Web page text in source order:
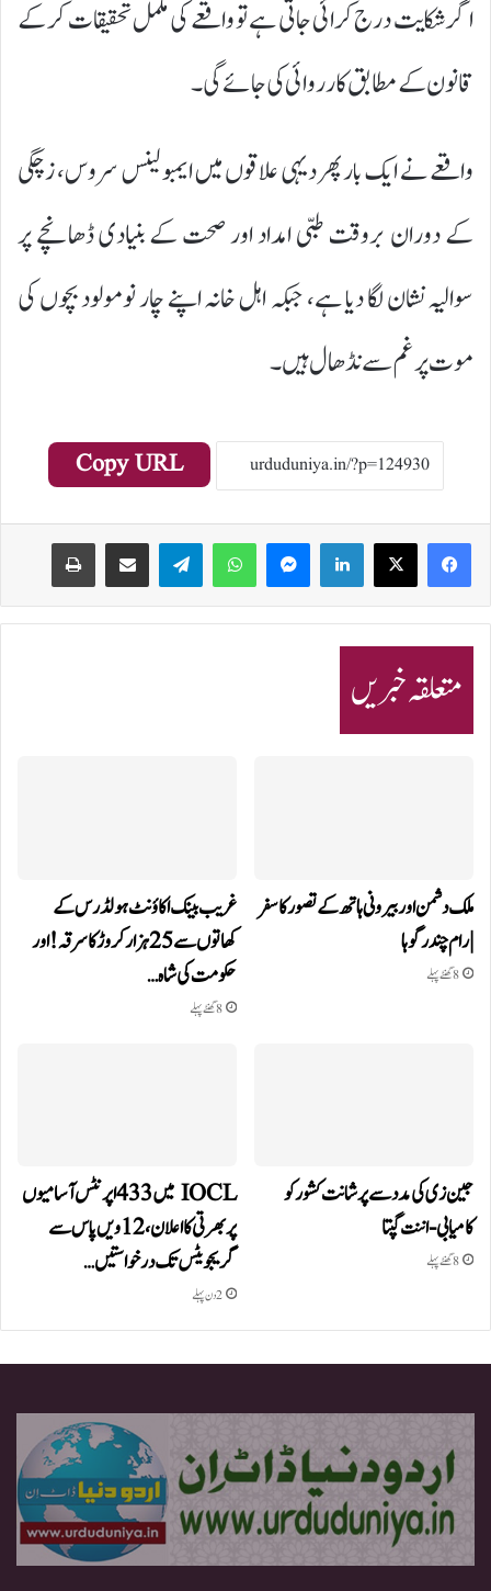
اگر شکایت درج کرائی جاتی ہے تو واقعے کی مکمل تحقیقات کر کے
قانون کے مطابق کارروائی کی جائے گی۔
واقعے نے ایک بار پھر دیہی علاقوں میں ایمبولینس سروس، زچگی
کے دوران بروقت طبی امداد اور صحت کے بنیادی ڈھانچے پر
سوالیہ نشان لگا دیا ہے، جبکہ اہل خانہ اپنے چار نومولود بچوں کی
موت پر غم سے نڈھال ہیں۔
Copy URL
LinkedIn
WhatsApp
Telegram
متعلقہ خبریں
ملک دشمن اور بیرونی ہاتھ کے تصور کا سفر
| رام چندر گوہا
8 گھنٹے پہلے
غریب بینک اکاؤنٹ ہولڈرس کے
کھاتوں سے 25 ہزار کروڑ کا سرقہ!اور
حکومت کی شاہ…
8 گھنٹے پہلے
جین زی کی مدد سے پرشانت کشور کو
کامیابی-اننت گپتا
8 گھنٹے پہلے
IOCL میں 433 اپرنٹس آسامیوں
پر بھرتی کا اعلان، 12ویں پاس سے
گریجویٹس تک درخواستیں…
2 دن پہلے